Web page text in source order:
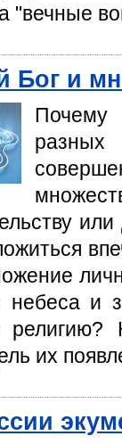
"вечные
Бог и
Почему
разных
небеса и
религию?
их